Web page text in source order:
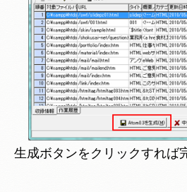
生成ボタンをクリックすれば